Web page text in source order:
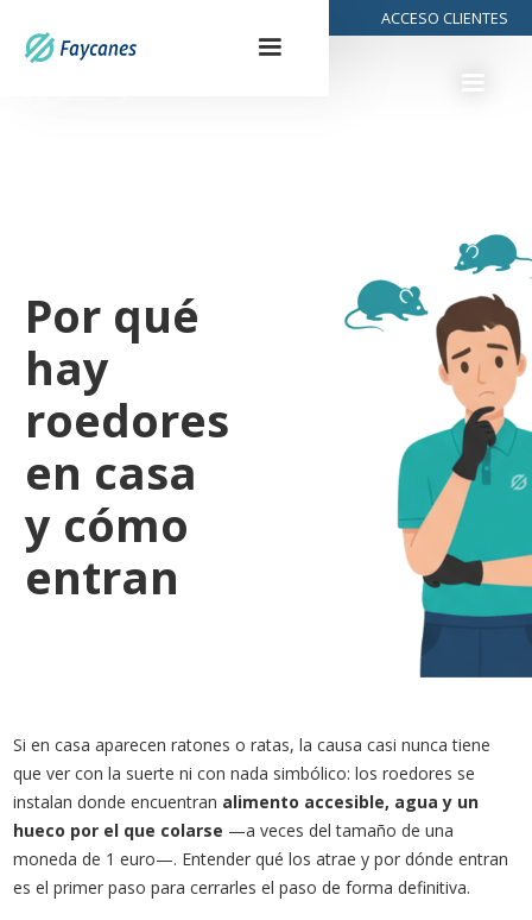
ACCESO CLIENTES
Por qué
hay
roedores
en casa
y cómo
entran
Si en casa aparecen ratones o ratas, la causa casi nunca tiene
que ver con la suerte ni con nada simbólico: los roedores se
instalan donde encuentran alimento accesible, agua y un
hueco por el que colarse —a veces del tamaño de una
moneda de 1 euro—. Entender qué los atrae y por dónde entran
es el primer paso para cerrarles el paso de forma definitiva.